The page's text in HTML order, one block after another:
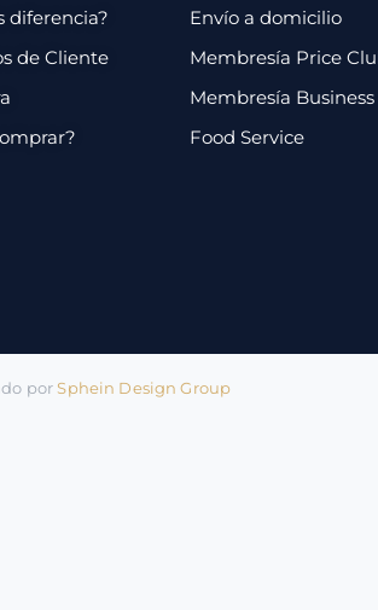
diferencia?
de Cliente
Envío a domicilio
Membresía Price
Membresía
Food Service
porSphein Design Group